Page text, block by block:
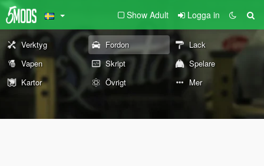
Show Adult Logga in
Verktyg Fordon
Lack
Vapen
Skript
Spelare
Kartor
Övrigt Mer